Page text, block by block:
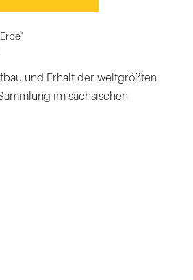
und Erhalt der weltgrößten
im sächsischen